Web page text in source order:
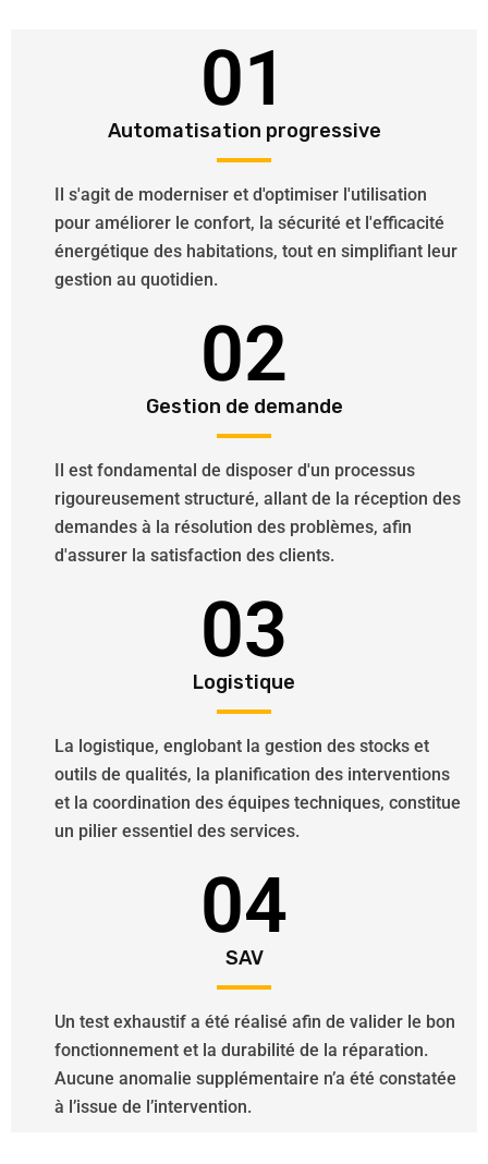
01
Automatisation progressive
Il s'agit de moderniser et d'optimiser l'utilisation
pour améliorer le confort, la sécurité et l'efficacité
énergétique des habitations, tout en simplifiant leur
gestion au quotidien.
02
Gestion de demande
Il est fondamental de disposer d'un processus
rigoureusement structuré, allant de la réception des
demandes à la résolution des problèmes, afin
d'assurer la satisfaction des clients.
03
Logistique
La logistique, englobant la gestion des stocks et
outils de qualités, la planification des interventions
et la coordination des équipes techniques, constitue
un pilier essentiel des services.
04
SAV
Un test exhaustif a été réalisé afin de valider le bon
fonctionnement et la durabilité de la réparation.
Aucune anomalie supplémentaire n’a été constatée
à l’issue de l’intervention.